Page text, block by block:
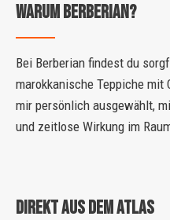
Warum Berberian?
Bei Berberian findest du
marokkanische Teppiche mit
mir persönlich ausgewählt,
und zeitlose Wirkung im
DIREKT AUS DEM ATLAS